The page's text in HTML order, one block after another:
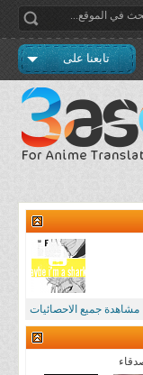
تابعنا على
مشاهدة جميع الاحصائيات